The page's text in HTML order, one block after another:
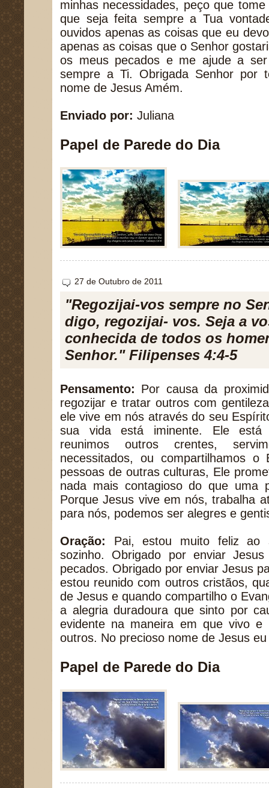
minhas necessidades, peço que
que seja feita sempre a Tua
ouvidos apenas as coisas que eu
apenas as coisas que o Senhor
os meus pecados e me ajude a
sempre a Ti. Obrigada Senhor por
nome de Jesus Amém.
Enviado por: Juliana
Papel de Parede do Dia
27 de Outubro de 2011
"Regozijai-vos sempre no
digo, regozijai- vos. Seja a
conhecida de todos os
Senhor." Filipenses 4:4-5
Pensamento: Por causa da
regozijar e tratar outros com
ele vive em nós através do seu
sua vida está iminente. Ele está
reunimos outros crentes,
necessitados, ou compartilhamos o
pessoas de outras culturas, Ele
nada mais contagioso do que uma
Porque Jesus vive em nós, trabalha
para nós, podemos ser alegres e
Oração: Pai, estou muito feliz ao
sozinho. Obrigado por enviar
pecados. Obrigado por enviar Jesus
estou reunido com outros cristãos,
de Jesus e quando compartilho o
a alegria duradoura que sinto por
evidente na maneira em que vivo
outros. No precioso nome de Jesus
Papel de Parede do Dia